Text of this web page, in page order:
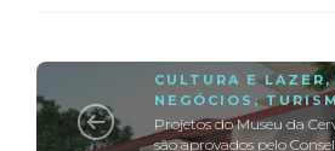
CULTURA E LAZER
NEGÓCIOS ,
Projetos do Museu da
são aprovados pelo